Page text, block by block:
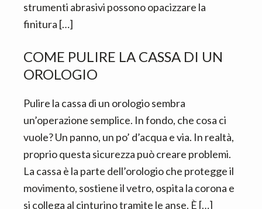
strumenti abrasivi possono opacizzare la
finitura […]
COME PULIRE LA CASSA DI UN
OROLOGIO
Pulire la cassa di un orologio sembra
un’operazione semplice. In fondo, che cosa ci
vuole? Un panno, un po’ d’acqua e via. In realtà,
proprio questa sicurezza può creare problemi.
La cassa è la parte dell’orologio che protegge il
movimento, sostiene il vetro, ospita la corona e
si collega al cinturino tramite le anse. È […]